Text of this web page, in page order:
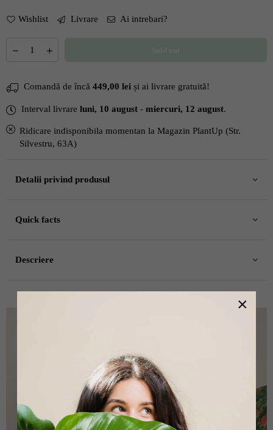
×
Wishlist Livrare Ai intrebari?
Scade
&#39;Red
H40cm
Mareste
&#39;Red
H40cm
Comandă de încă 449,00 lei și ai livrare gratuită!
Interval livrare luni, 10 august - miercuri, 12 august.
Ridicare indisponibila momentan la Magazin PlantUp (Str.
Silvestru, 63A)
Detalii privind produsul
Quick facts
Descriere